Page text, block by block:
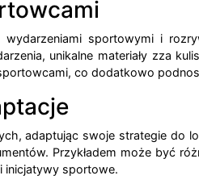
wydarzeniami sportowymi i
unikalne materiały zza
co dodatkowo
adaptując swoje strategie
Przykładem może być
inicjatywy sportowe.